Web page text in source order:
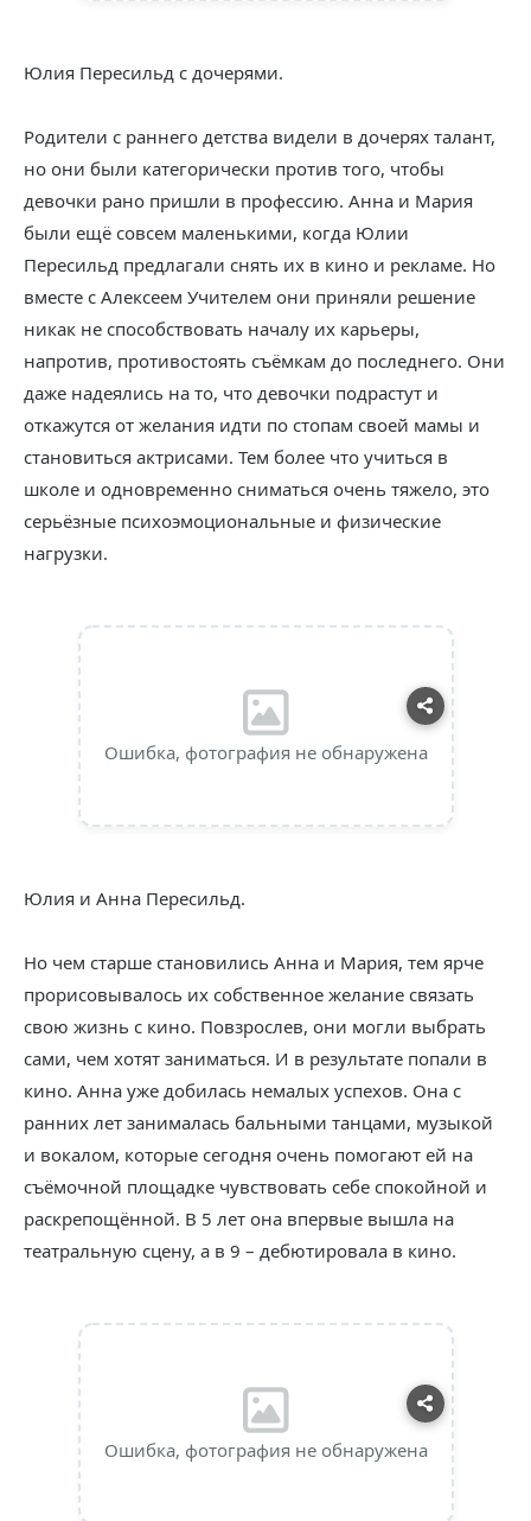
Юлия Пересильд с дочерями.
Родители с раннего детства видели в дочерях талант,
но они были категорически против того, чтобы
девочки рано пришли в профессию. Анна и Мария
были ещё совсем маленькими, когда Юлии
Пересильд предлагали снять их в кино и рекламе. Но
вместе с Алексеем Учителем они приняли решение
никак не способствовать началу их карьеры,
напротив, противостоять съёмкам до последнего. Они
даже надеялись на то, что девочки подрастут и
откажутся от желания идти по стопам своей мамы и
становиться актрисами. Тем более что учиться в
школе и одновременно сниматься очень тяжело, это
серьёзные психоэмоциональные и физические
нагрузки.
Ошибка, фотография не обнаружена
Юлия и Анна Пересильд.
Но чем старше становились Анна и Мария, тем ярче
прорисовывалось их собственное желание связать
свою жизнь с кино. Повзрослев, они могли выбрать
сами, чем хотят заниматься. И в результате попали в
кино. Анна уже добилась немалых успехов. Она с
ранних лет занималась бальными танцами, музыкой
и вокалом, которые сегодня очень помогают ей на
съёмочной площадке чувствовать себе спокойной и
раскрепощённой. В 5 лет она впервые вышла на
театральную сцену, а в 9 – дебютировала в кино.
Ошибка, фотография не обнаружена